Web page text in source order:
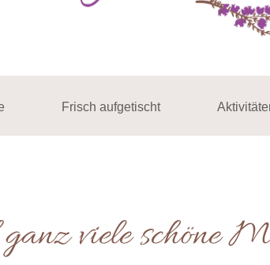
Frisch aufgetischt
viele schöne